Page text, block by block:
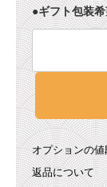
●ギフト包装
オプションの値
返品について